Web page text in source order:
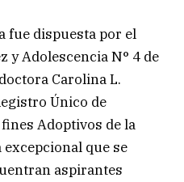
fue dispuesta por el
y Adolescencia N° 4 de
Carolina L.
Único de
Adoptivos de la
que se
aspirantes